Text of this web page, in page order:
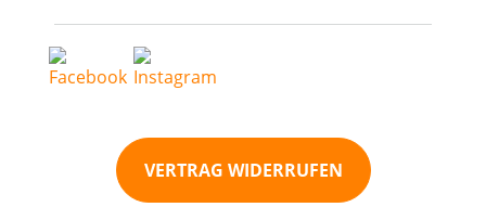
VERTRAG WIDERRUFEN